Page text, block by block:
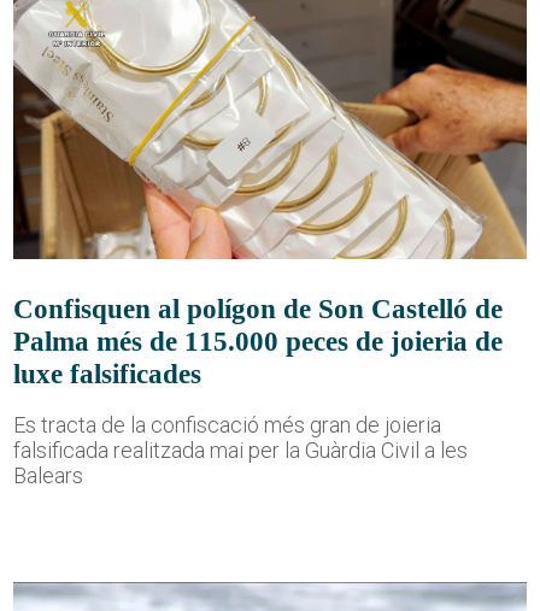
Confisquen al polígon de Son Castelló de
Palma més de 115.000 peces de joieria de
luxe falsificades
Es tracta de la confiscació més gran de joieria
falsificada realitzada mai per la Guàrdia Civil a les
Balears